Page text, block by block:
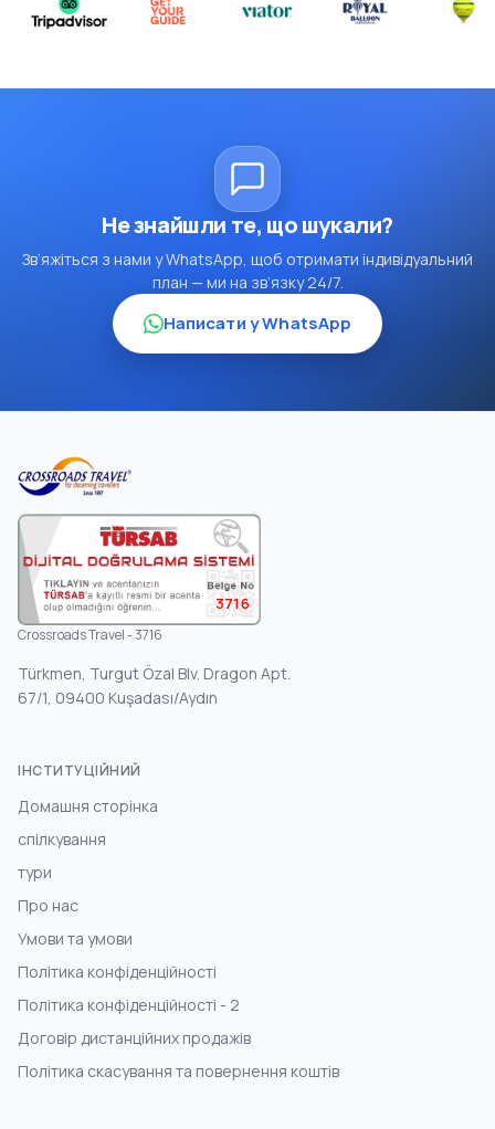
Не знайшли те, що шукали?
Зв’яжіться з нами у WhatsApp, щоб отримати індивідуальний
план — ми на зв’язку 24/7.
Написати у WhatsApp
3716
Crossroads Travel - 3716
Türkmen, Turgut Özal Blv. Dragon Apt.
67/1, 09400 Kuşadası/Aydın
ІНСТИТУЦІЙНИЙ
Домашня сторінка
спілкування
тури
Про нас
Умови та умови
Політика конфіденційності
Політика конфіденційності - 2
Договір дистанційних продажів
Політика скасування та повернення коштів